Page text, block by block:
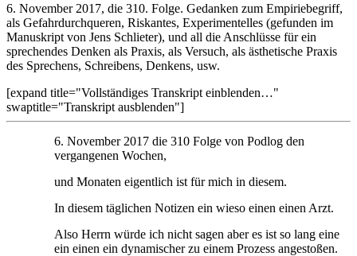
6. November 2017, die 310. Folge. Gedanken zum Empiriebegriff,
als Gefahrdurchqueren, Riskantes, Experimentelles (gefunden im
Manuskript von Jens Schlieter), und all die Anschlüsse für ein
sprechendes Denken als Praxis, als Versuch, als ästhetische Praxis
des Sprechens, Schreibens, Denkens, usw.
[expand title="Vollständiges Transkript einblenden…"
swaptitle="Transkript ausblenden"]
6. November 2017 die 310 Folge von Podlog den
vergangenen Wochen,
und Monaten eigentlich ist für mich in diesem.
In diesem täglichen Notizen ein wieso einen einen Arzt.
Also Herrn würde ich nicht sagen aber es ist so lang eine
ein einen ein dynamischer zu einem Prozess angestoßen.